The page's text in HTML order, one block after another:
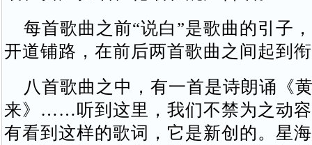
每首歌曲之前“说白”是歌曲的引子
开道铺路，在前后两首歌曲之间起到
八首歌曲之中，有一首是诗朗诵《
来》……听到这里，我们不禁为之动
有看到这样的歌词，它是新创的。星